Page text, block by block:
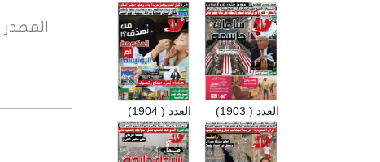
المصدر
العدد ( 1904) العدد ( 1903)